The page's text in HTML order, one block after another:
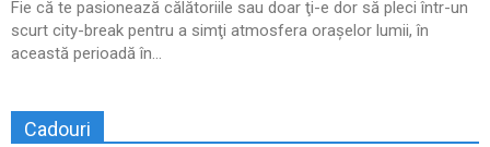
Fie că te pasionează călătoriile sau doar ţi-e dor să pleci într-un
scurt city-break pentru a simţi atmosfera oraşelor lumii, în
această perioadă în...
Cadouri